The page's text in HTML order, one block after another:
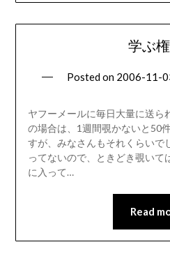
学ぶ
Posted on 2006-11-
ヤフーメールに毎日大量に送ら
の場合は、1週間覗かないと50
すが、みなさんもそれくらいで
ってないので、ときどき覗いて
に入って…
Read